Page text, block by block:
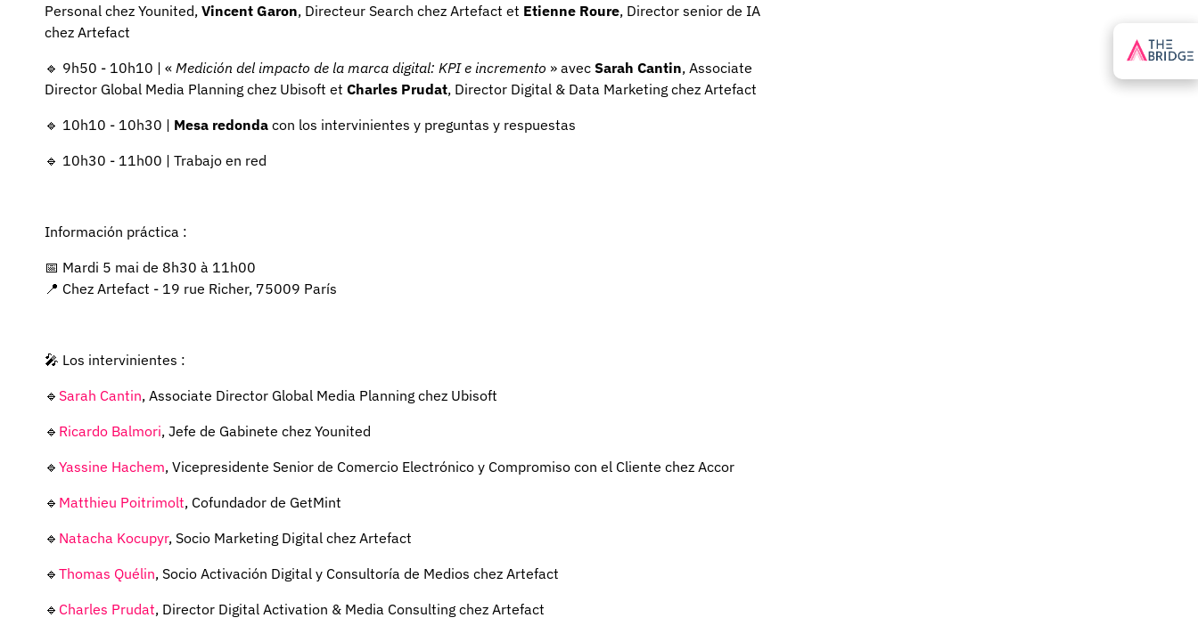
Personal chez Younited, Vincent Garon, Directeur Search chez Artefact et Etienne Roure, Director senior de IA
chez Artefact
🔹 9h50 - 10h10 | « Medición del impacto de la marca digital: KPI e incremento » avec Sarah Cantin, Associate
Director Global Media Planning chez Ubisoft et Charles Prudat, Director Digital & Data Marketing chez Artefact
🔹 10h10 - 10h30 | Mesa redonda con los intervinientes y preguntas y respuestas
🔹 10h30 - 11h00 | Trabajo en red
Información práctica :
📅 Mardi 5 mai de 8h30 à 11h00
📍 Chez Artefact - 19 rue Richer, 75009 París
🎤 Los intervinientes :
🔹 Sarah Cantin, Associate Director Global Media Planning chez Ubisoft
🔹 Ricardo Balmori, Jefe de Gabinete chez Younited
🔹 Yassine Hachem, Vicepresidente Senior de Comercio Electrónico y Compromiso con el Cliente chez Accor
🔹 Matthieu Poitrimolt, Cofundador de GetMint
🔹 Natacha Kocupyr, Socio Marketing Digital chez Artefact
🔹 Thomas Quélin, Socio Activación Digital y Consultoría de Medios chez Artefact
🔹 Charles Prudat, Director Digital Activation & Media Consulting chez Artefact